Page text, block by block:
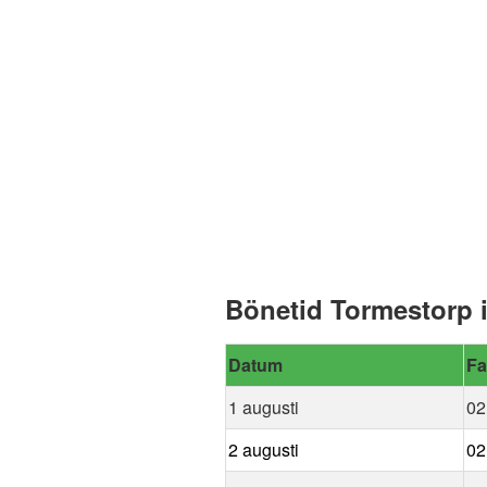
Bönetid Tormestorp
Datum
1 augusti
2 augusti